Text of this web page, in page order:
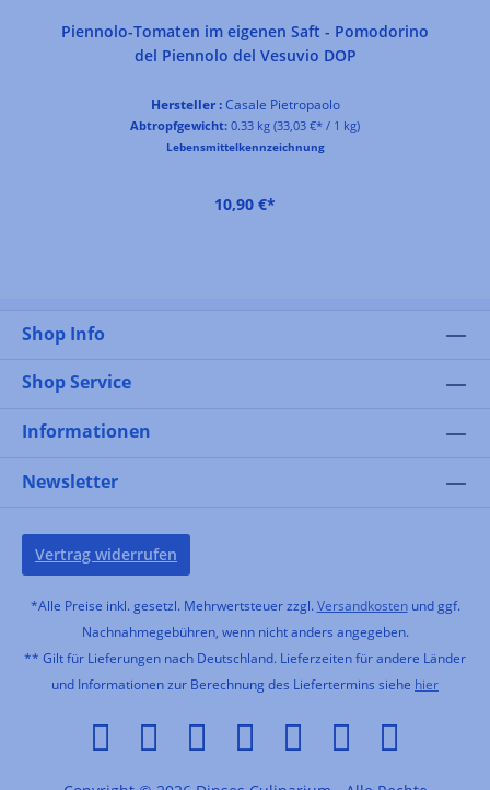
Piennolo-Tomaten im eigenen Saft - Pomodorino
del Piennolo del Vesuvio DOP
Hersteller :Casale Pietropaolo
Abtropfgewicht: 0.33 kg (33,03 €* / 1 kg)
Lebensmittelkennzeichnung
10,90 €*
Shop Info
Shop Service
Informationen
Newsletter
Vertrag widerrufen
*Alle Preise inkl. gesetzl. Mehrwertsteuer zzgl. Versandkostenund ggf.
Nachnahmegebühren, wenn nicht anders angegeben.
** Gilt für Lieferungen nach Deutschland. Lieferzeiten für andere Länder
und Informationen zur Berechnung des Liefertermins siehe hier